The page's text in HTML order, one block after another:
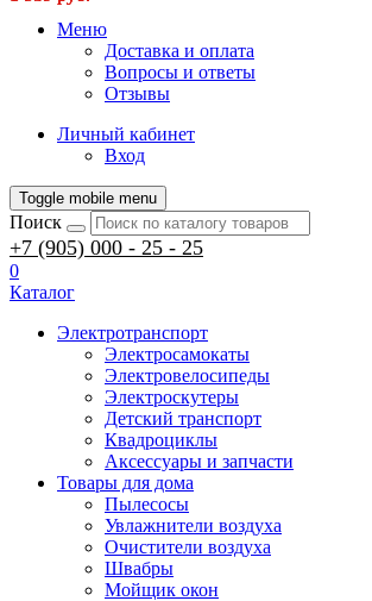
Меню
Доставка и оплата
Вопросы и ответы
Отзывы
Личный кабинет
Вход
Toggle mobile menu
Поиск
+7 (905) 000 - 25 - 25
0
Каталог
Электротранспорт
Электросамокаты
Электровелосипеды
Электроскутеры
Детский транспорт
Квадроциклы
Аксессуары и запчасти
Товары для дома
Пылесосы
Увлажнители воздуха
Очистители воздуха
Швабры
Мойщик окон